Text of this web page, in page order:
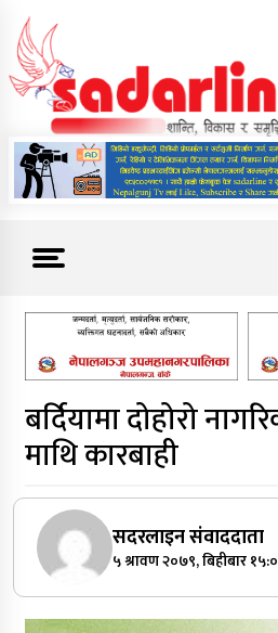
content
News For Nepal
बर्दियामा दोहोरो
माथि कारबाही
सदरलाइन संवाददाता
५ श्रावण २०७९, बिहीबार